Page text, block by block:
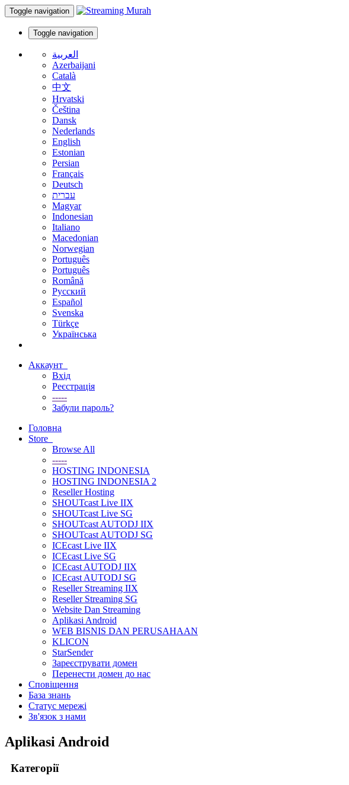
Toggle navigation
Toggle navigation
العربية
Azerbaijani
Català
中文
Hrvatski
Čeština
Dansk
Nederlands
English
Estonian
Persian
Français
Deutsch
עברית
Magyar
Indonesian
Italiano
Macedonian
Norwegian
Português
Português
Română
Русский
Español
Svenska
Türkçe
Українська
Аккаунт
Вхід
Реєстрація
-----
Забули пароль?
Головна
Store
Browse All
-----
HOSTING INDONESIA
HOSTING INDONESIA 2
Reseller Hosting
SHOUTcast Live IIX
SHOUTcast Live SG
SHOUTcast AUTODJ IIX
SHOUTcast AUTODJ SG
ICEcast Live IIX
ICEcast Live SG
ICEcast AUTODJ IIX
ICEcast AUTODJ SG
Reseller Streaming IIX
Reseller Streaming SG
Website Dan Streaming
Aplikasi Android
WEB BISNIS DAN PERUSAHAAN
KLICON
StarSender
Зареєструвати домен
Перенести домен до нас
Сповіщення
База знань
Статус мережі
Зв'язок з нами
Aplikasi Android
Категорії